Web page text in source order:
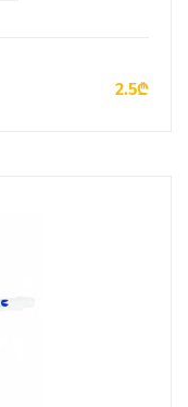
2.5₾